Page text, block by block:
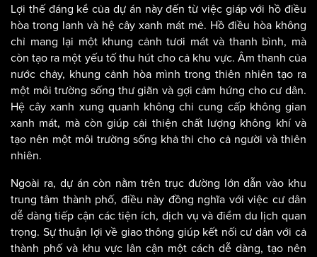
Lợi thế đáng kể của dự án này đến từ việc giáp với hồ điều
hòa trong lanh và hệ cây xanh mát mẻ. Hồ điều hòa không
chỉ mang lại một khung cảnh tươi mát và thanh bình, mà
còn tạo ra một yếu tố thu hút cho cả khu vực. Âm thanh của
nước chảy, khung cảnh hòa mình trong thiên nhiên tạo ra
một môi trường sống thư giãn và gợi cảm hứng cho cư dân.
Hệ cây xanh xung quanh không chỉ cung cấp không gian
xanh mát, mà còn giúp cải thiện chất lượng không khí và
tạo nên một môi trường sống khả thi cho cả người và thiên
nhiên.
Ngoài ra, dự án còn nằm trên trục đường lớn dẫn vào khu
trung tâm thành phố, điều này đồng nghĩa với việc cư dân
dễ dàng tiếp cận các tiện ích, dịch vụ và điểm du lịch quan
trọng. Sự thuận lợi về giao thông giúp kết nối cư dân với cả
thành phố và khu vực lân cận một cách dễ dàng, tạo nên